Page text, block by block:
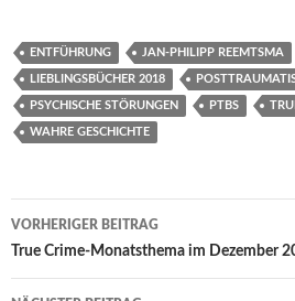
ENTFÜHRUNG JAN-PHILIPP REEMTSMA
LIEBLINGSBÜCHER 2018
PSYCHISCHE STÖRUNGEN PTBS
WAHRE GESCHICHTE
Beitragsnavigation
VORHERIGER BEITRAG
True Crime-Monatsthema im Dezember